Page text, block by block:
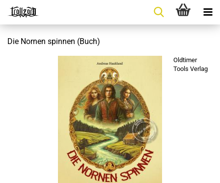
Die Nornen spinnen (Buch)
Oldtimer
Tools Verlag